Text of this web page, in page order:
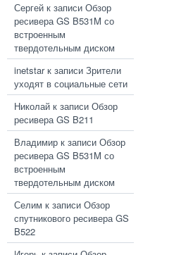
Сергей к записи Обзор
ресивера GS B531M со
встроенным
твердотельным диском
inetstarк записи Зрители
уходят в социальные сети
Николай к записи Обзор
ресивера GS B211
Владимир к записи Обзор
ресивера GS B531M со
встроенным
твердотельным диском
Селим к записи Обзор
спутникового ресивера GS
B522